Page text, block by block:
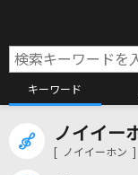
キーワード
ノイイー
[ ノイイーホン ]